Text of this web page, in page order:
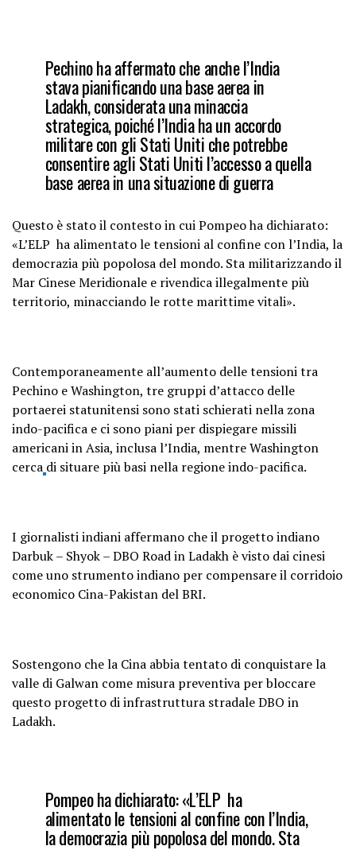
Pechino ha affermato che anche l’India
stava pianificando una base aerea in
Ladakh, considerata una minaccia
strategica, poiché l’India ha un accordo
militare con gli Stati Uniti che potrebbe
consentire agli Stati Uniti l’accesso a quella
base aerea in una situazione di guerra
Questo è stato il contesto in cui Pompeo ha dichiarato:
«L’ELP ha alimentato le tensioni al confine con l’India, la
democrazia più popolosa del mondo. Sta militarizzando il
Mar Cinese Meridionale e rivendica illegalmente più
territorio, minacciando le rotte marittime vitali».
Contemporaneamente all’aumento delle tensioni tra
Pechino e Washington, tre gruppi d’attacco delle
portaerei statunitensi sono stati schierati nella zona
indo-pacifica e ci sono piani per dispiegare missili
americani in Asia, inclusa l’India, mentre Washington
cerca di situare più basi nella regione indo-pacifica.
I giornalisti indiani affermano che il progetto indiano
Darbuk – Shyok – DBO Road in Ladakh è visto dai cinesi
come uno strumento indiano per compensare il corridoio
economico Cina-Pakistan del BRI.
Sostengono che la Cina abbia tentato di conquistare la
valle di Galwan come misura preventiva per bloccare
questo progetto di infrastruttura stradale DBO in
Ladakh.
Pompeo ha dichiarato: «L’ELP ha
alimentato le tensioni al confine con l’India,
la democrazia più popolosa del mondo. Sta